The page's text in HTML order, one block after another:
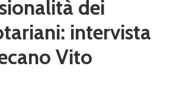
dei
intervista
Vito